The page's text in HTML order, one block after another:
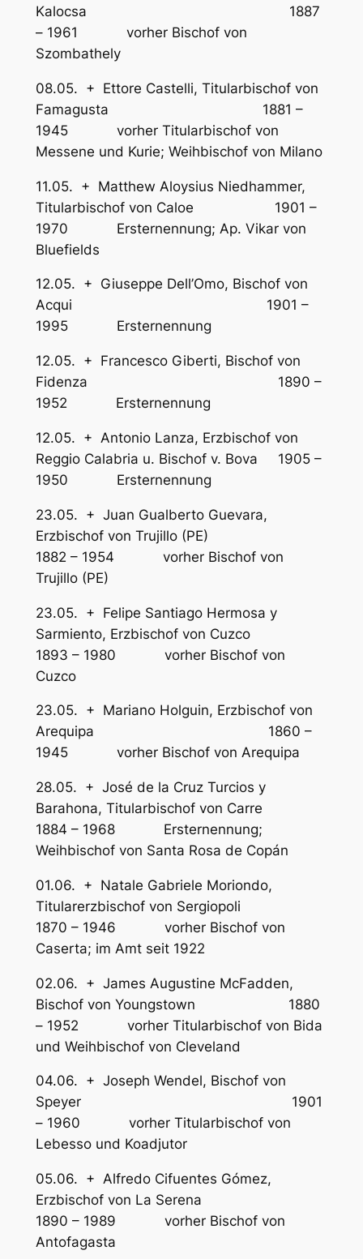
Kalocsa 1887
– 1961 vorher Bischof von
Szombathely
08.05. + Ettore Castelli, Titularbischof von
Famagusta 1881 –
1945 vorher Titularbischof von
Messene und Kurie; Weihbischof von Milano
11.05. + Matthew Aloysius Niedhammer,
Titularbischof von Caloe 1901 –
1970 Ersternennung; Ap. Vikar von
Bluefields
12.05. + Giuseppe Dell’Omo, Bischof von
Acqui 1901 –
1995 Ersternennung
12.05. + Francesco Giberti, Bischof von
Fidenza 1890 –
1952 Ersternennung
12.05. + Antonio Lanza, Erzbischof von
Reggio Calabria u. Bischof v. Bova 1905 –
1950 Ersternennung
23.05. + Juan Gualberto Guevara,
Erzbischof von Trujillo (PE)
1882 – 1954 vorher Bischof von
Trujillo (PE)
23.05. + Felipe Santiago Hermosa y
Sarmiento, Erzbischof von Cuzco
1893 – 1980 vorher Bischof von
Cuzco
23.05. + Mariano Holguin, Erzbischof von
Arequipa 1860 –
1945 vorher Bischof von Arequipa
28.05. + José de la Cruz Turcios y
Barahona, Titularbischof von Carre
1884 – 1968 Ersternennung;
Weihbischof von Santa Rosa de Copán
01.06. + Natale Gabriele Moriondo,
Titularerzbischof von Sergiopoli
1870 – 1946 vorher Bischof von
Caserta; im Amt seit 1922
02.06. + James Augustine McFadden,
Bischof von Youngstown 1880
– 1952 vorher Titularbischof von Bida
und Weihbischof von Cleveland
04.06. + Joseph Wendel, Bischof von
Speyer 1901
– 1960 vorher Titularbischof von
Lebesso und Koadjutor
05.06. + Alfredo Cifuentes Gómez,
Erzbischof von La Serena
1890 – 1989 vorher Bischof von
Antofagasta